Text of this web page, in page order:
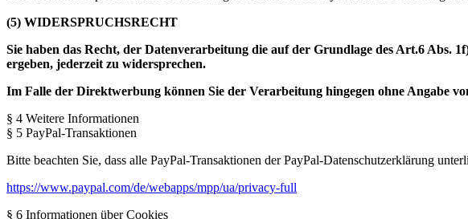
(5) WIDERSPRUCHSRECHT
Sie haben das Recht, der Datenverarbeitung die auf der Grundlage des Art.6
ergeben, jederzeit zu widersprechen.
Im Falle der Direktwerbung können Sie der Verarbeitung hingegen ohne Angabe
§ 4 Weitere Informationen
§ 5 PayPal-Transaktionen
Bitte beachten Sie, dass alle PayPal-Transaktionen der PayPal-Datenschutzerklärung
https://www.paypal.com/de/webapps/mpp/ua/privacy-full
§ 6 Informationen über Cookies